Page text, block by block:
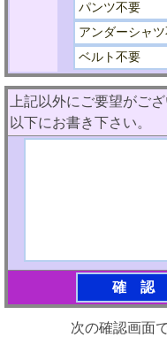
上記以外にご要望がご
以下にお書き下さい。
次の確認画面